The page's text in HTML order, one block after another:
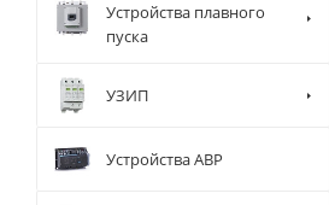
Устройства плавного
пуска
УЗИП
Устройства АВР